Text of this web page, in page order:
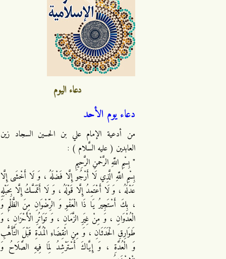
دعاء اليوم
دعاء يوم الأحد
من أدعية الإمام علي بن الحسين السجاد زين
العابدين ( عليه السَّلام ) :
" بِسْمِ اللَّهِ الرَّحْمنِ الرَّحِيمِ
بِسْمِ اللَّهِ الَّذِي لَا أَرْجُو إِلَّا فَضْلَهُ ، وَ لَا أَخْشَى إِلَّا
عَدْلَهُ ، وَ لَا أَعْتَمِدُ إِلَّا قَوْلَهُ ، وَ لَا أَتَمَسَّكُ إِلَّا بِحَبْلِهِ
، بِكَ أَسْتَجِيرُ يَا ذَا الْعَفْوِ وَ الرِّضْوَانِ مِنَ الظُّلْمِ وَ
الْعُدْوَانِ ، وَ مِنْ غِيَرِ الزَّمَانِ ، وَ تَوَاتُرِ الْأَحْزَانِ ، وَ
طَوَارِقِ الْحَدَثَانِ ، وَ مِنِ انْقِضَاءِ الْمُدَّةِ قَبْلَ التَّأَهُّبِ
وَ الْعُدَّةِ ، وَ إِيَّاكَ أَسْتَرْشِدُ لِمَا فِيهِ الصَّلَاحُ وَ